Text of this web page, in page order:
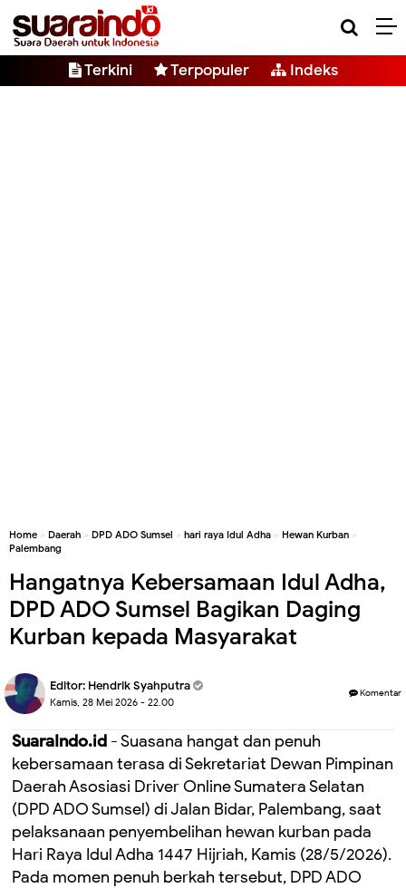
Terkini Terpopuler Indeks
Home » Daerah » DPD ADO Sumsel » hari raya Idul Adha » Hewan Kurban »
Palembang
Hangatnya Kebersamaan Idul Adha,
DPD ADO Sumsel Bagikan Daging
Kurban kepada Masyarakat
Editor: Hendrik Syahputra
Kamis, 28 Mei 2026 - 22.00
Komentar
SuaraIndo.id - Suasana hangat dan penuh
kebersamaan terasa di Sekretariat Dewan Pimpinan
Daerah Asosiasi Driver Online Sumatera Selatan
(DPD ADO Sumsel) di Jalan Bidar, Palembang, saat
pelaksanaan penyembelihan hewan kurban pada
Hari Raya Idul Adha 1447 Hijriah, Kamis (28/5/2026).
Pada momen penuh berkah tersebut, DPD ADO